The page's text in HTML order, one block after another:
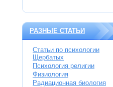
РАЗНЫЕ СТАТЬИ
Статьи по психологии
Щербатых
Психология религии
Физиология
Радиационная биология